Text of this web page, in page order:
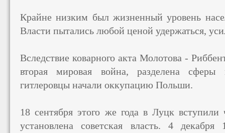
Крайне низким был жизненный уровень
Власти пытались любой ценой удержаться,
Вследствие коварного акта Молотова -
вторая мировая война, разделена
гитлеровцы начали оккупацию Польши.
18 сентября этого же года в Луцк
установлена ​​советская власть. 4 декабря